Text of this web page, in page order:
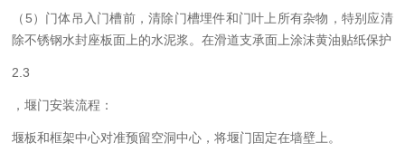
（5）门体吊入门槽前，清除门槽埋件和门叶上所有杂物，特别应清
除不锈钢水封座板面上的水泥浆。在滑道支承面上涂沫黄油贴纸保护
2.3
，堰门安装流程：
堰板和框架中心对准预留空洞中心，将堰门固定在墙壁上。